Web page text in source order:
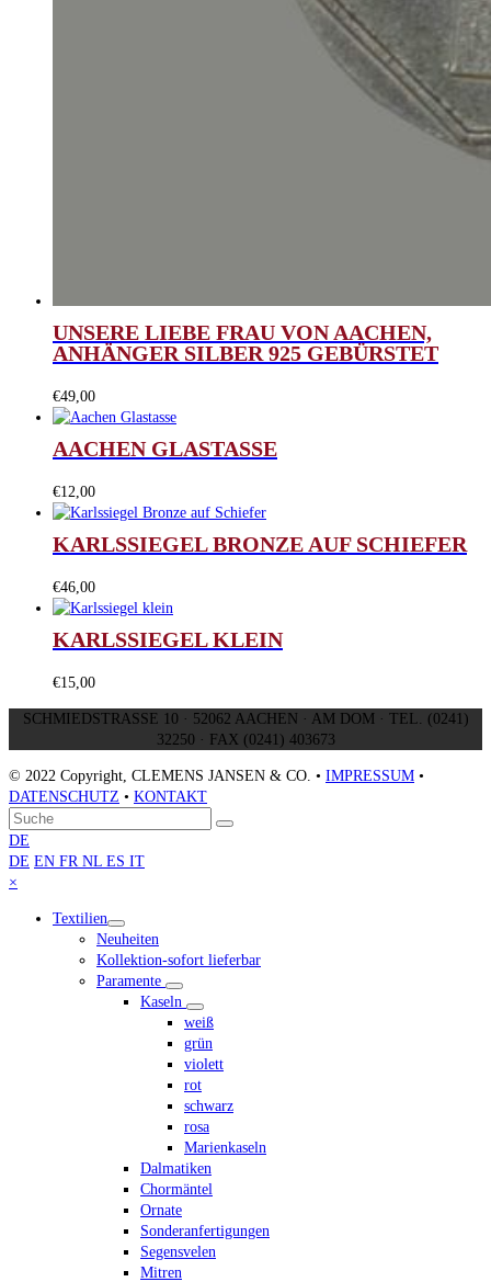
UNSERE LIEBE FRAU VON AACHEN,
ANHÄNGER SILBER 925 GEBÜRSTET
€49,00
AACHEN GLASTASSE
€12,00
KARLSSIEGEL BRONZE AUF SCHIEFER
€46,00
KARLSSIEGEL KLEIN
€15,00
SCHMIEDSTRASSE 10 · 52062 AACHEN · AM DOM · TEL. (0241)
32250 · FAX (0241) 403673
© 2022 Copyright, CLEMENS JANSEN & CO. • IMPRESSUM •
DATENSCHUTZ • KONTAKT
An
den
Anfang
scrollen
Suche
Senden
DE
DE EN FR NL ES IT
×
menu
Textilien
Neuheiten
Kollektion-sofort lieferbar
Paramente
Kaseln
weiß
grün
violett
rot
schwarz
rosa
Marienkaseln
Dalmatiken
Chormäntel
Ornate
Sonderanfertigungen
Segensvelen
Mitren